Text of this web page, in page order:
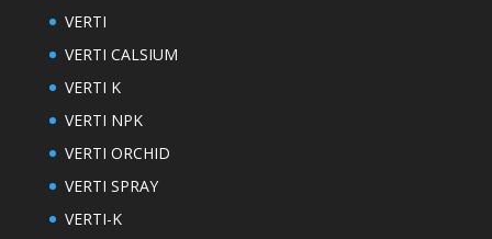
VERTI
VERTI CALSIUM
VERTI K
VERTI NPK
VERTI ORCHID
VERTI SPRAY
VERTI-K